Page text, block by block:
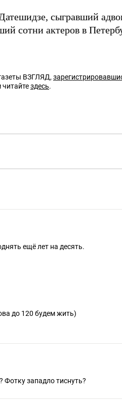
сыгравший
сотни актеров в
ВЗГЛЯД,
здесь.
ещё лет на десять.
до 120 будем жить)
Фотку западло тиснуть?